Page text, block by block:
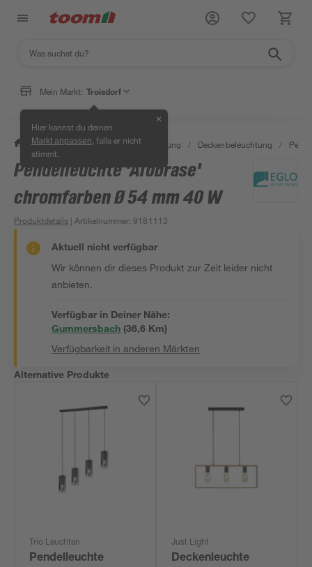
Mein Markt: Troisdorf
Hier kannst du deinen
Markt anpassen , falls er nicht
stimmt.
✕
/ Wohnen & Haushalt / Beleuchtung / Deckenbeleuchtung /
Pendelleuchte 'Alobrase'
chromfarben Ø 54 mm 40 W
Produktdetails | Artikelnummer:9181113
Aktuell nicht verfügbar
Wir können dir dieses Produkt zur Zeit leider nicht
anbieten.
Verfügbar in Deiner Nähe:
Gummersbach (36,6 Km)
Verfügbarkeit in anderen Märkten
Alternative Produkte
Trio Leuchten
Pendelleuchte
Just Light
Deckenleuchte